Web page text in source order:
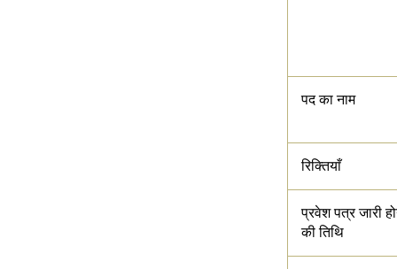
पद का नाम
रिक्तियाँ
प्रवेश पत्र जारी
की तिथि